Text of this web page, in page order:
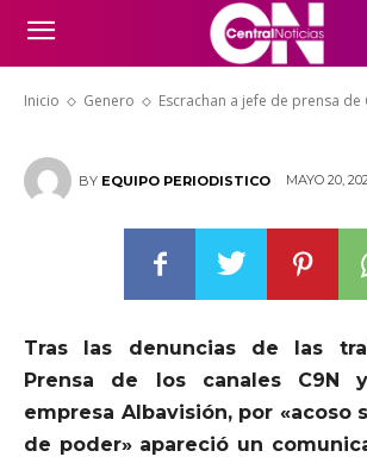
Inicio Genero Escrachan a jefe de prensa de
Escrachan a jefe de
C9N y SNT
BY EQUIPO PERIODISTICO MAYO 20,
Tras las denuncias de las
Prensa de los canales C9N
empresa Albavisión, por «acoso
de poder» apareció un